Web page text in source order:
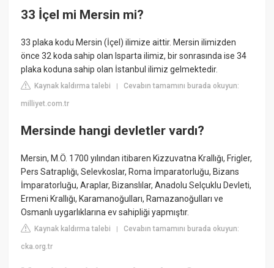
33 İçel mi Mersin mi?
33 plaka kodu Mersin (İçel) ilimize aittir. Mersin ilimizden
önce 32 koda sahip olan Isparta ilimiz, bir sonrasında ise 34
plaka koduna sahip olan İstanbul ilimiz gelmektedir.
Kaynak kaldırma talebi |Cevabın tamamını burada okuyun:
milliyet.com.tr
Mersinde hangi devletler vardı?
Mersin, M.Ö. 1700 yılından itibaren Kizzuvatna Krallığı, Frigler,
Pers Satraplığı, Selevkoslar, Roma İmparatorluğu, Bizans
İmparatorluğu, Araplar, Bizanslılar, Anadolu Selçuklu Devleti,
Ermeni Krallığı, Karamanoğulları, Ramazanoğulları ve
Osmanlı uygarlıklarına ev sahipliği yapmıştır.
Kaynak kaldırma talebi |Cevabın tamamını burada okuyun:
cka.org.tr